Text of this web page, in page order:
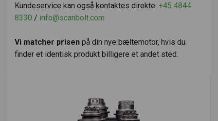
Kundeservice kan også kontaktes direkte: +45 4844
8330 / info@scanbolt.com
Vi matcher prisen på din nye bæltemotor, hvis du
finder et identisk produkt billigere et andet sted.